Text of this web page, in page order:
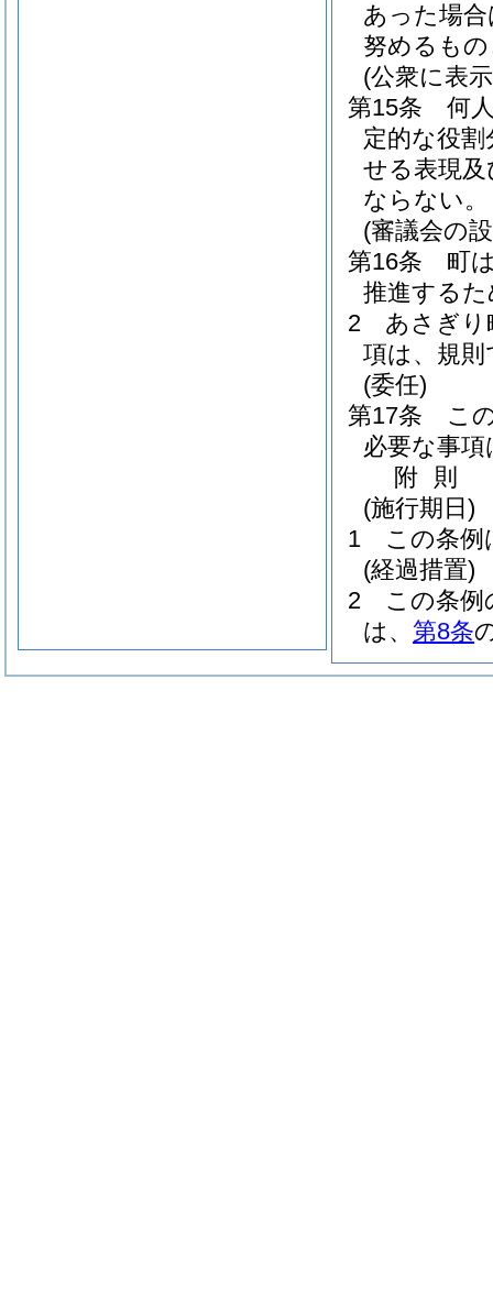
あった場
努めるも
(公衆に表
第15条
何
定的な役
せる表現
ならない。
(審議会の
第16条
町
推進する
2
あさぎり
項は、規
(委任)
第17条
こ
必要な事
附 則
(施行期日)
1
この条例
(経過措置)
2
この条例
は、 第8条